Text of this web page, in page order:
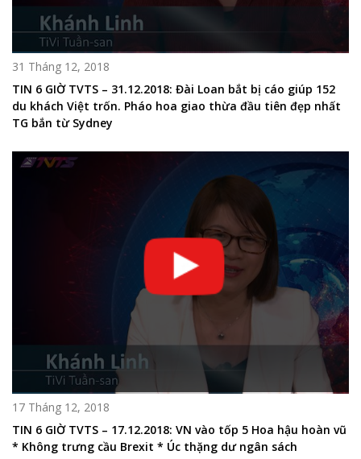
31 Tháng 12, 2018
TIN 6 GIỜ TVTS – 31.12.2018: Đài Loan bắt bị cáo giúp 152
du khách Việt trốn. Pháo hoa giao thừa đầu tiên đẹp nhất
TG bắn từ Sydney
17 Tháng 12, 2018
TIN 6 GIỜ TVTS – 17.12.2018: VN vào tốp 5 Hoa hậu hoàn vũ
* Không trưng cầu Brexit * Úc thặng dư ngân sách